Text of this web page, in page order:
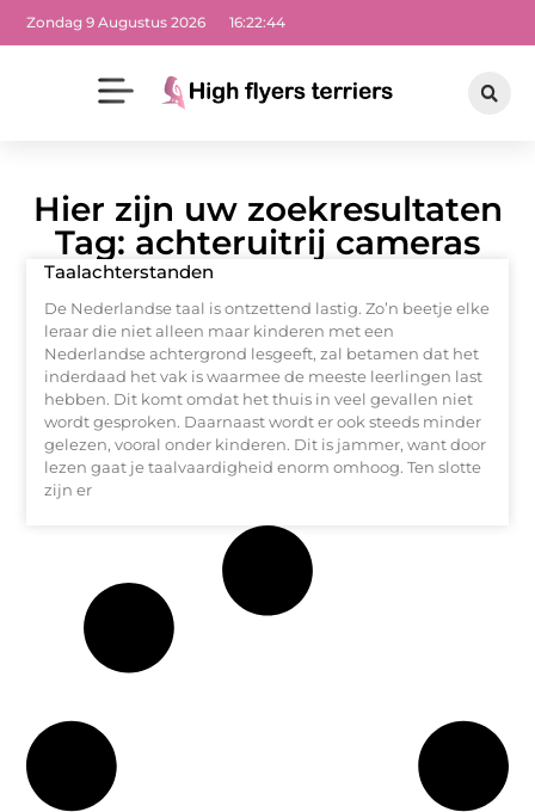
Zondag 9 Augustus 2026 16:22:45
Hier zijn uw zoekresultaten
Tag: achteruitrij cameras
Taalachterstanden
De Nederlandse taal is ontzettend lastig. Zo’n beetje elke
leraar die niet alleen maar kinderen met een
Nederlandse achtergrond lesgeeft, zal betamen dat het
inderdaad het vak is waarmee de meeste leerlingen last
hebben. Dit komt omdat het thuis in veel gevallen niet
wordt gesproken. Daarnaast wordt er ook steeds minder
gelezen, vooral onder kinderen. Dit is jammer, want door
lezen gaat je taalvaardigheid enorm omhoog. Ten slotte
zijn er